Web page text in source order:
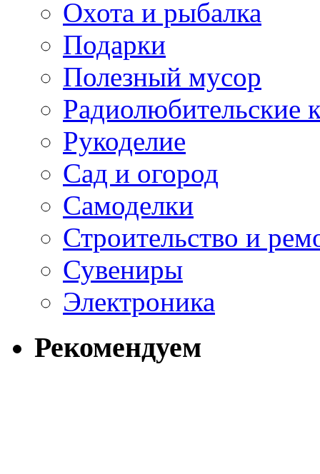
Охота и рыбалка
Подарки
Полезный мусор
Радиолюбительские
Рукоделие
Сад и огород
Самоделки
Строительство и
Сувениры
Электроника
Рекомендуем